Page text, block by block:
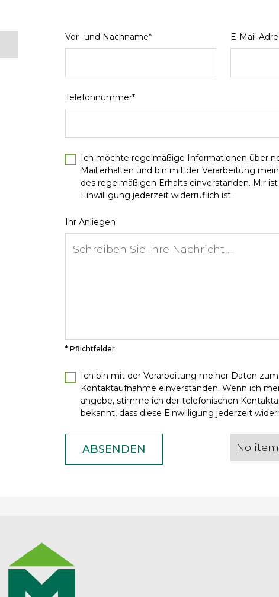
Vor- und Nachname* E-Mail-
Telefonnummer*
Ich möchte regelmäßige Informationen über
Mail erhalten und bin mit der Verarbeitung
des regelmäßigen Erhalts einverstanden. Mir
Einwilligung jederzeit widerruflich ist.
Ihr Anliegen
* Pflichtfelder
Ich bin mit der Verarbeitung meiner Daten
Kontaktaufnahme einverstanden. Wenn ich
angebe, stimme ich der telefonischen
bekannt, dass diese Einwilligung jederzeit
No